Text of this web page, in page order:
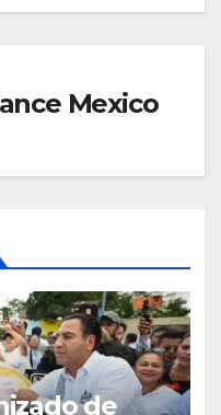
Mexico
de